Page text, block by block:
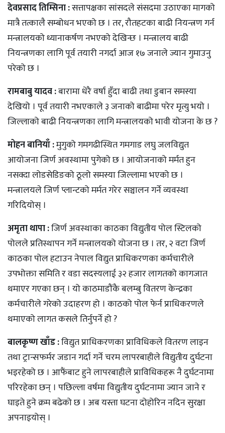
देवप्रसाद तिम्सिना :सत्तापक्षका सांसदले संसदमा उठाएका मागको
मात्रै तत्कालै सम्बोधन भएको छ । तर, रौतहटका बाढी नियन्त्रण गर्न
मन्त्रालयको ध्यानाकर्षण नभएको देखिन्छ । मन्त्रालय बाढी
नियन्त्रणका लागि पूर्व तयारी नगर्दा आज १७ जनाले ज्यान गुमाउनु
परेको छ ।
रामबाबु यादव :बारामा धेरै वर्षा हुँदा बाढी तथा डुबान समस्या
देखियो । पूर्व तयारी नभएकाले ३ जनाको बाढीमा परेर मृत्यु भयो ।
जिल्लाको बाढी नियन्त्रणका लागि मन्त्रालयको भावी योजना के छ ?
मोहन बानियाँ :मुगुको गमगढीस्थित गमगाड लघु जलविद्युत
आयोजना जिर्ण अवस्थामा पुगेको छ । आयोजनाको मर्मत हुन
नसक्दा लोडसेडिङको ठूलो समस्या जिल्लामा भएको छ ।
मन्त्रालयले जिर्ण प्लान्टको मर्मत गरेर सञ्चालन गर्ने व्यवस्था
गरिदियोस् ।
अमृता थापा :जिर्ण अवस्थाका काठका विद्युतीय पोल स्टिलको
पोलले प्रतिस्थापन गर्ने मन्त्रालयको योजना छ । तर, २ वटा जिर्ण
काठका पोल हटाउन नेपाल विद्युत प्राधिकरणका कर्मचारीले
उपभोक्ता समिति र वडा सदस्यलाई ३२ हजार लागतको कागजात
थमाएर गएका छन् । यो काठमाडौंकै बलम्बु वितरण केन्द्रका
कर्मचारीले गरेको उदाहरण हो । काठको पोल फेर्न प्राधिकरणले
थमाएको लागत कसले तिर्नुपर्ने हो ?
बालकृष्ण खाँड :विद्युत प्राधिकरणका प्राविधिकले वितरण लाइन
तथा ट्रान्सफर्मर जडान गर्दा गर्ने चरम लापरबाहीले विद्युतीय दुर्घटना
भइरहेको छ । आफैंबाट हुने लापरबाहीले प्राविधिकहरू नै दुर्घटनामा
परिरहेका छन् । पछिल्ला वर्षमा विद्युतीय दुर्घटनामा ज्यान जाने र
घाइते हुने क्रम बढेको छ । अब यस्ता घटना दोहोरिन नदिन सुरक्षा
अपनाइयोस् ।